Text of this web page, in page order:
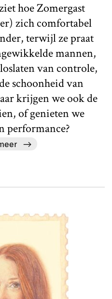
hoe Zomergast
zich comfortabel
terwijl ze praat
mannen,
van controle,
schoonheid van
krijgen we ook de
of genieten we
performance?